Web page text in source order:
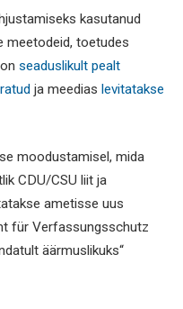
kasutanud
meetodeid, toetudes
seaduslikult pealt
ja meedias levitatakse
moodustamisel, mida
CDU/CSU liit ja
ametisse uus
für Verfassungsschutz
äärmuslikuks“